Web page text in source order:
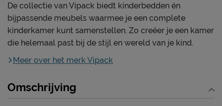
De collectie van Vipack biedt kinderbedden én
bijpassende meubels waarmee je een complete
kinderkamer kunt samenstellen. Zo creëer je een kamer
die helemaal past bij de stijl en wereld van je kind.
Meer over het merk Vipack
Omschrijving